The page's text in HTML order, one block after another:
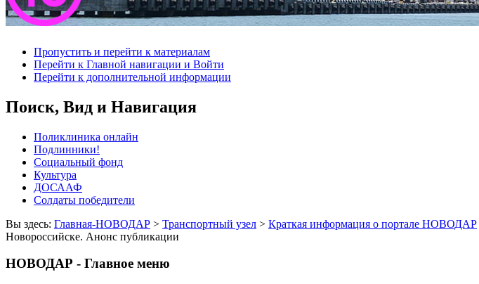
Пропустить и перейти к материалам
Перейти к Главной навигации и Войти
Перейти к дополнительной информации
Поиск, Вид и Навигация
Поликлиника онлайн
Подлинники!
Социальный фонд
Культура
ДОСААФ
Солдаты победители
Вы здесь: Главная-НОВОДАР > Транспортный узел > Краткая информация о портале НОВОДАР
Новороссийске. Анонс публикации
НОВОДАР - Главное меню